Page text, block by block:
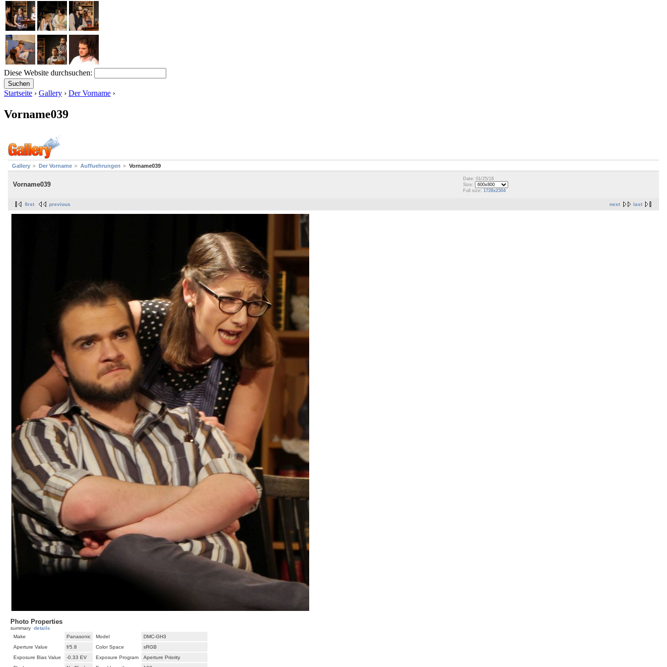
Diese Website durchsuchen:
Startseite › Gallery › Der Vorname ›
Vorname039
Gallery Der Vorname Auffuehrungen Vorname039
Vorname039
Date: 01/25/18
Size:
Full size: 1728x2304
next last
first previous
Photo Properties
summary details
Make
Panasonic Model
DMC-GH3
Aperture Value
f/5.8 Color Space
sRGB
Exposure Bias Value
-0.33 EV Exposure Program
Aperture Priority